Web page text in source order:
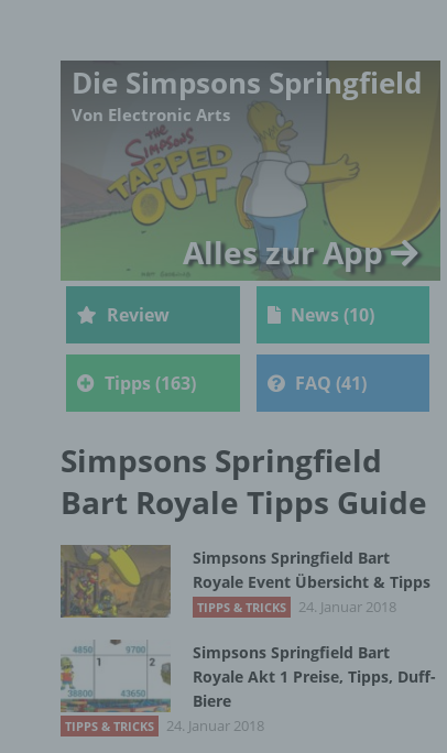
Die Simpsons Springfield
Von Electronic Arts
Alles zur App
Review News (10)
Tipps (163) FAQ (41)
Simpsons Springfield
Bart Royale Tipps Guide
Simpsons Springfield Bart
Royale Event Übersicht & Tipps
TIPPS & TRICKS 24. Januar 2018
Simpsons Springfield Bart
Royale Akt 1 Preise, Tipps, Duff-
Biere
TIPPS & TRICKS 24. Januar 2018